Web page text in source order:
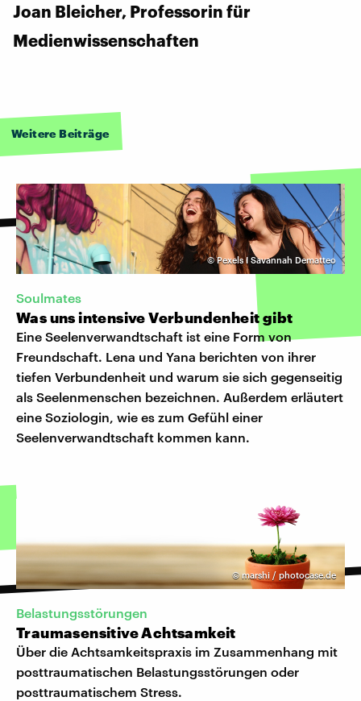
Joan Bleicher, Professorin für
Medienwissenschaften
Weitere Beiträge
©Pexels I Savannah Dematteo
Soulmates
Was uns intensive Verbundenheit gibt
Eine Seelenverwandtschaft ist eine Form von
Freundschaft. Lena und Yana berichten von ihrer
tiefen Verbundenheit und warum sie sich gegenseitig
als Seelenmenschen bezeichnen. Außerdem erläutert
eine Soziologin, wie es zum Gefühl einer
Seelenverwandtschaft kommen kann.
©marshi / photocase.de
Belastungsstörungen
Traumasensitive Achtsamkeit
Über die Achtsamkeitspraxis im Zusammenhang mit
posttraumatischen Belastungsstörungen oder
posttraumatischem Stress.